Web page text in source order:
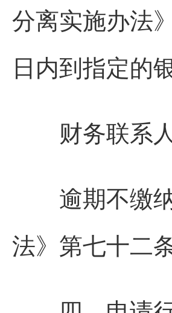
分离实施办法
日内到指定的
财务联系人
逾期不缴纳
法》第七十二